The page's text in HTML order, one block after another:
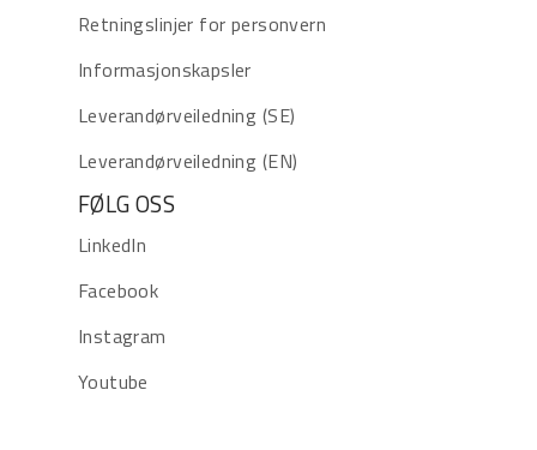
Retningslinjer for personvern
Informasjonskapsler
Leverandørveiledning (SE)
Leverandørveiledning (EN)
FØLG OSS
LinkedIn
Facebook
Instagram
Youtube